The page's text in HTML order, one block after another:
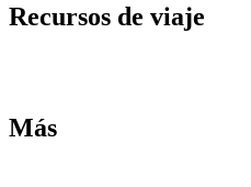
Recursos de viaje
Más